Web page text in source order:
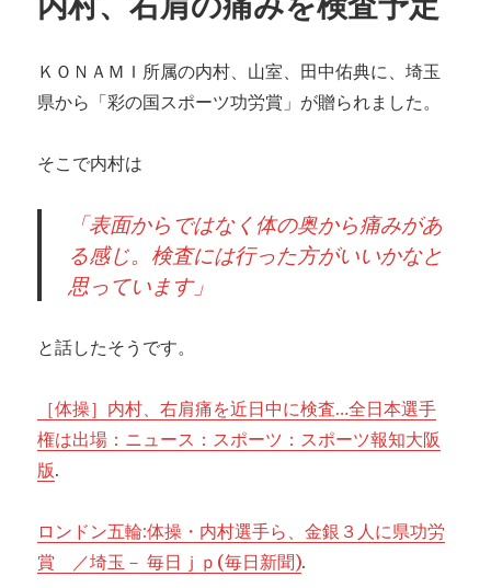
ＫＯＮＡＭＩ所属の内村、山室、田中佑典に、埼玉
県から「彩の国スポーツ功労賞」が贈られました。
そこで内村は
「表面からではなく体の奥から痛みがあ
る感じ。検査には行った方がいいかなと
思っています」
と話したそうです。
［体操］内村、右肩痛を近日中に検査…全日本選手
権は出場：ニュース：スポーツ：スポーツ報知大阪
版.
ロンドン五輪:体操・内村選手ら、金銀３人に県功労
賞 ／埼玉－ 毎日ｊｐ(毎日新聞).